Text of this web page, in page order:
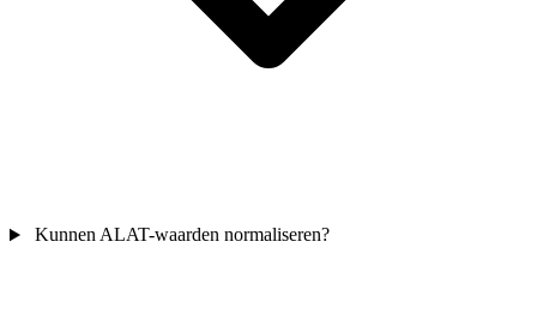
Kunnen ALAT-waarden normaliseren?